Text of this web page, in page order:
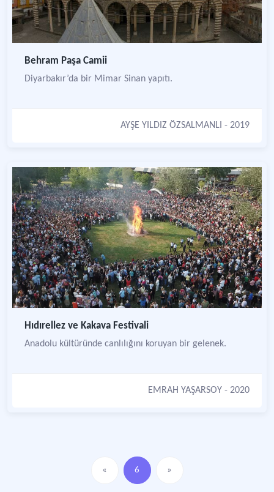
Behram Paşa Camii
Diyarbakır’da bir Mimar Sinan yapıtı.
AYŞE YILDIZ ÖZSALMANLI - 2019
Hıdırellez ve Kakava Festivali
Anadolu kültüründe canlılığını koruyan bir gelenek.
EMRAH YAŞARSOY - 2020
« 6 »